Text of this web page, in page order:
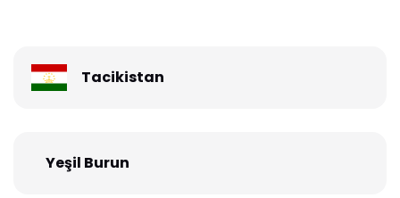
Tacikistan
Yeşil Burun